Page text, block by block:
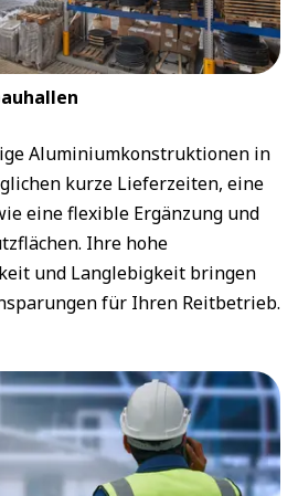
Aluminiumkonstruktionen in
kurze Lieferzeiten, eine
eine flexible Ergänzung und
Ihre hohe
und Langlebigkeit bringen
für Ihren Reitbetrieb.